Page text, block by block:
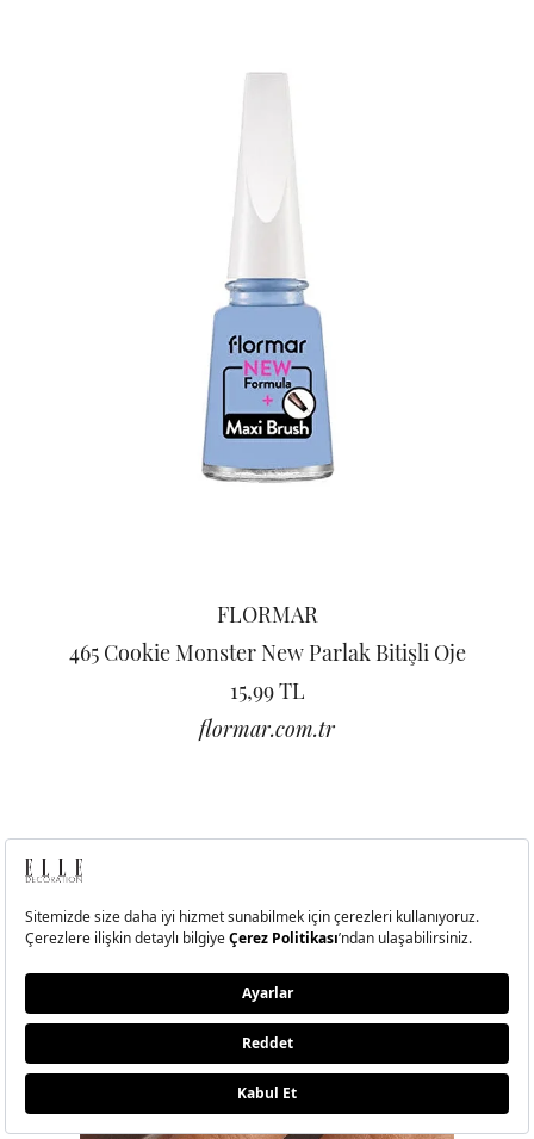
FLORMAR
465 Cookie Monster New Parlak Bitişli Oje
15,99 TL
flormar.com.tr